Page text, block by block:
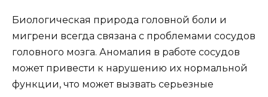
Биологическая природа головной боли и
мигрени всегда связана с проблемами сосудов
головного мозга. Аномалия в работе сосудов
может привести к нарушению их нормальной
функции, что может вызвать серьезные